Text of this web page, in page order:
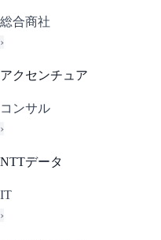
総合商社
›
アクセンチュア
コンサル
›
NTTデータ
IT
›